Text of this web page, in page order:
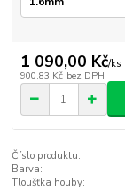
1 090,00 Kč/ks
900,83 Kč bez DPH
Číslo produktu:
Barva:
Tloušťka houby: